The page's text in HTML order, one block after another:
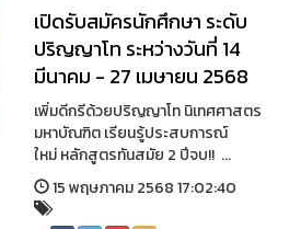
เปิดรับสมัครนักศึกษา ระดับ
ปริญญาโท ระหว่างวันที่ 14
มีนาคม - 27 เมษายน 2568
เพิ่มดีกรีด้วยปริญญาโท นิเทศศาสตร
มหาบัณฑิต เรียนรู้ประสบการณ์
ใหม่ หลักสูตรทันสมัย 2 ปีจบ!! ...
15 พฤษภาคม 2568 17:02:40